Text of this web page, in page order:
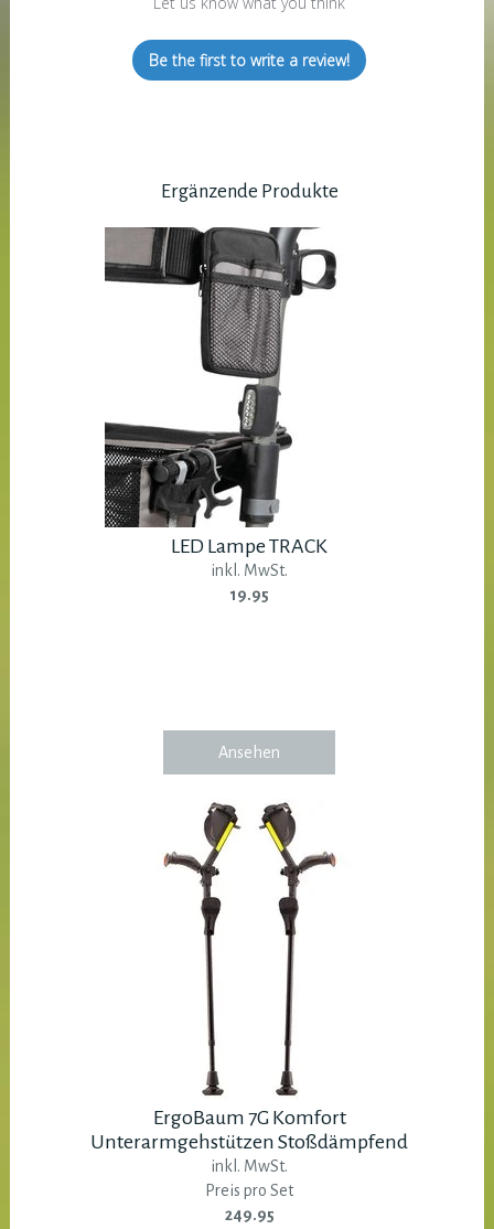
Be the first to write a review!
Ergänzende Produkte
LED Lampe TRACK
inkl. MwSt.
19.95
Ansehen
ErgoBaum 7G Komfort
Unterarmgehstützen Stoßdämpfend
inkl. MwSt.
Preis pro Set
249.95